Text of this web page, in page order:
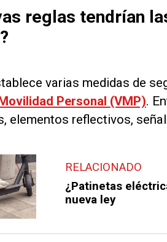
reglas tendrían
varias medidas de
Personal (VMP).
elementos reflectivos,
RELACIONADO
¿Patinetas
nueva ley